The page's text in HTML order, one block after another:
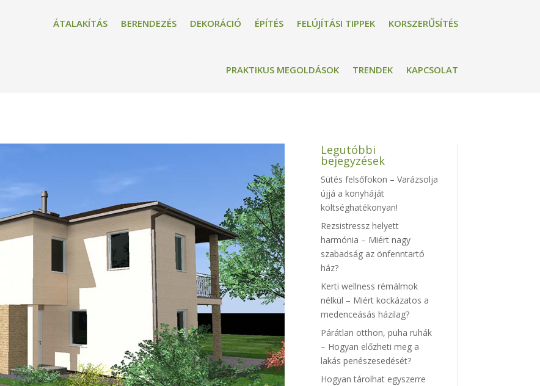
ÁTALAKÍTÁS BERENDEZÉS DEKORÁCIÓ ÉPÍTÉS FELÚJÍTÁSI TIPPEK KORSZERŰSÍTÉS
PRAKTIKUS MEGOLDÁSOK TRENDEK KAPCSOLAT
Legutóbbi
bejegyzések
Sütés felsőfokon – Varázsolja
újjá a konyháját
költséghatékonyan!
Rezsistressz helyett
harmónia – Miért nagy
szabadság az önfenntartó
ház?
Kerti wellness rémálmok
nélkül – Miért kockázatos a
medenceásás házilag?
Párátlan otthon, puha ruhák
– Hogyan előzheti meg a
lakás penészesedését?
Hogyan tárolhat egyszerre